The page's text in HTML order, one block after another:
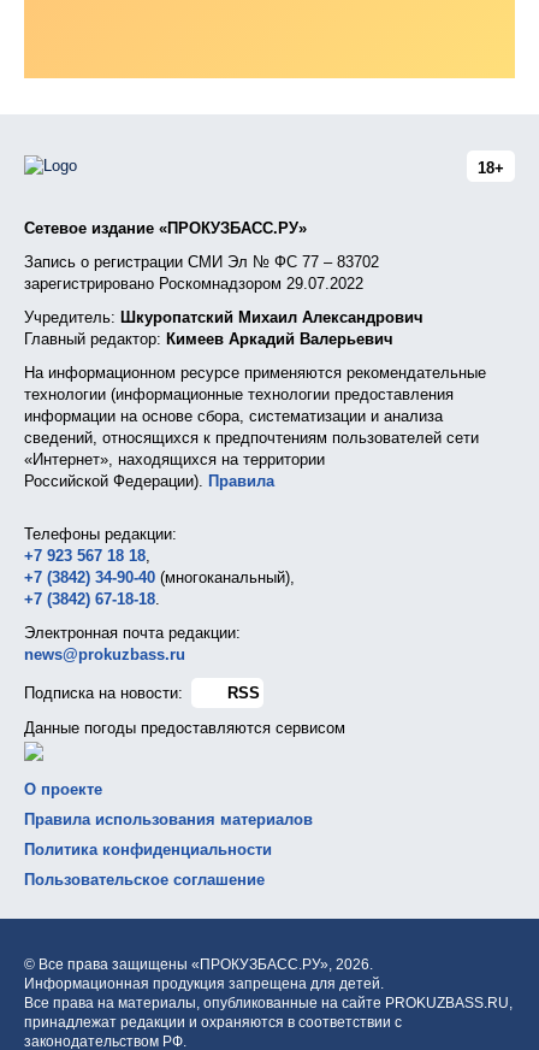
18+
Сетевое издание «ПРОКУЗБАСС.РУ»
Запись о регистрации СМИ Эл № ФС 77 – 83702
зарегистрировано Роскомнадзором 29.07.2022
Учредитель: Шкуропатский Михаил Александрович
Главный редактор: Кимеев Аркадий Валерьевич
На информационном ресурсе применяются рекомендательные
технологии (информационные технологии предоставления
информации на основе сбора, систематизации и анализа
сведений, относящихся к предпочтениям пользователей сети
«Интернет», находящихся на территории
Российской Федерации). Правила
Телефоны редакции:
+7 923 567 18 18,
+7 (3842) 34-90-40 (многоканальный),
+7 (3842) 67-18-18.
Электронная почта редакции:
news@prokuzbass.ru
Подписка на новости:
RSS
Данные погоды предоставляются сервисом
О проекте
Правила использования материалов
Политика конфиденциальности
Пользовательское соглашение
© Все права защищены «ПРОКУЗБАСС.РУ», 2026.
Информационная продукция запрещена для детей.
Все права на материалы, опубликованные на сайте PROKUZBASS.RU,
принадлежат редакции и охраняются в соответствии с
законодательством РФ.